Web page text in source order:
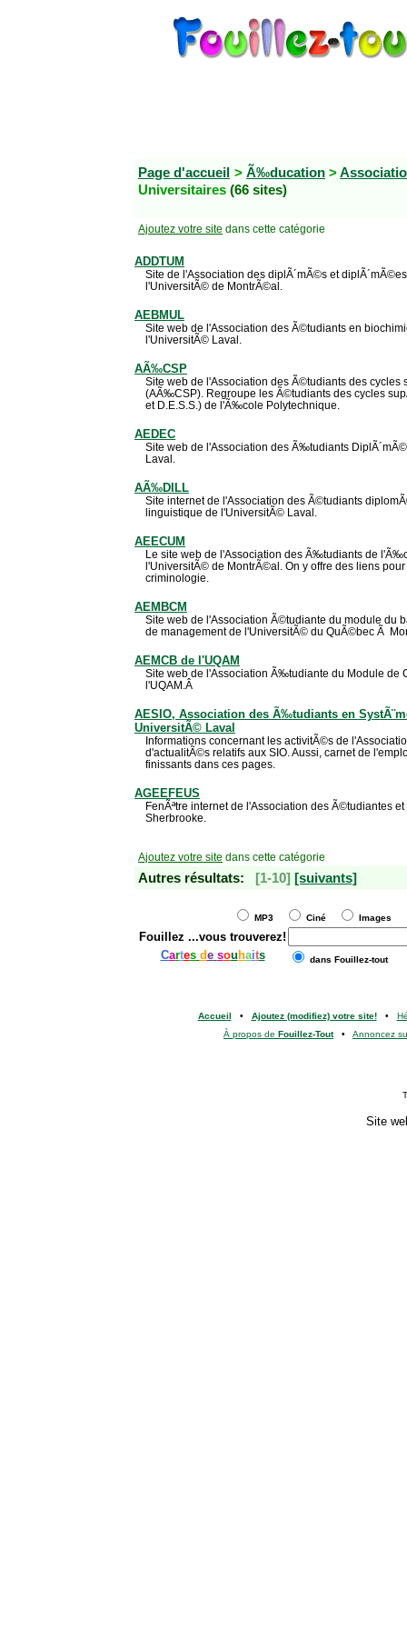
Page d'accueil > Ã‰ducation >
Universitaires (66 sites)
Ajoutez votre site dans cette catégorie
ADDTUM
Site de l'Association des diplÃ´mÃ©s et
l'UniversitÃ© de MontrÃ©al.
AEBMUL
Site web de l'Association des Ã©tudiants en
l'UniversitÃ© Laval.
AÃ‰CSP
Site web de l'Association des Ã©tudiants des
(AÃ‰CSP). Regroupe les Ã©tudiants des cycles
et D.E.S.S.) de l'Ã‰cole Polytechnique.
AEDEC
Site web de l'Association des Ã‰tudiants
Laval.
AÃ‰DILL
Site internet de l'Association des Ã©tudiants
linguistique de l'UniversitÃ© Laval.
AEECUM
Le site web de l'Association des Ã‰tudiants de
l'UniversitÃ© de MontrÃ©al. On y offre des liens
criminologie.
AEMBCM
Site web de l'Association Ã©tudiante du module du
de management de l'UniversitÃ© du QuÃ©bec Ã
AEMCB de l'UQAM
Site web de l'Association Ã‰tudiante du Module de
l'UQAM.Â
AESIO, Association des Ã‰tudiants en
UniversitÃ© Laval
Informations concernant les activitÃ©s de
d'actualitÃ©s relatifs aux SIO. Aussi, carnet de
finissants dans ces pages.
AGEEFEUS
FenÃªtre internet de l'Association des Ã©tudiantes
Sherbrooke.
Ajoutez votre site dans cette catégorie
Autres résultats: [1-10] [suivants]
MP3 Ciné Images
Fouillez ...vous trouverez!
Cartes de sou haits dans Fouillez-tout
Accueil • Ajoutez (modifiez) votre site!•
À propos de Fouillez-Tout• Annoncez
Site